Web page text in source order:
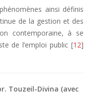
ainsi définis
de la gestion et des
contemporaine, à se
de l’emploi public [12]
Touzeil-Divina (avec